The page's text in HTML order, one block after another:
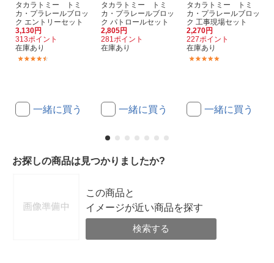
タカラトミー トミ
カ・プラレールブロッ
ク エントリーセット
3,130円
313ポイント
在庫あり
一緒に買う
タカラトミー トミ
カ・プラレールブロッ
ク パトロールセット
2,805円
281ポイント
在庫あり
一緒に買う
タカラトミー トミ
カ・プラレールブロッ
ク 工事現場セット
2,270円
227ポイント
在庫あり
一緒に買う
お探しの商品は見つかりましたか?
この商品と
イメージが近い商品を探す
検索する